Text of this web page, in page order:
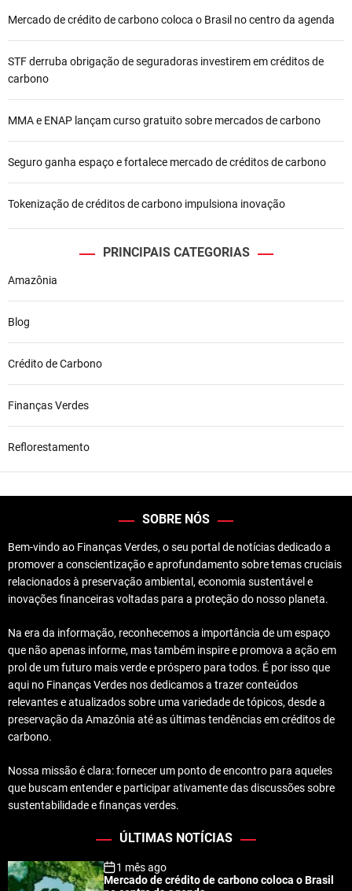
d
e
P
o
s
t
Mercado de crédito de carbono coloca o Brasil no centro da agenda
STF derruba obrigação de seguradoras investirem em créditos de
carbono
MMA e ENAP lançam curso gratuito sobre mercados de carbono
Seguro ganha espaço e fortalece mercado de créditos de carbono
Tokenização de créditos de carbono impulsiona inovação
PRINCIPAIS CATEGORIAS
Amazônia
Blog
Crédito de Carbono
Finanças Verdes
Reflorestamento
SOBRE NÓS
Bem-vindo ao Finanças Verdes, o seu portal de notícias dedicado a
promover a conscientização e aprofundamento sobre temas cruciais
relacionados à preservação ambiental, economia sustentável e
inovações financeiras voltadas para a proteção do nosso planeta.
Na era da informação, reconhecemos a importância de um espaço
que não apenas informe, mas também inspire e promova a ação em
prol de um futuro mais verde e próspero para todos. É por isso que
aqui no Finanças Verdes nos dedicamos a trazer conteúdos
relevantes e atualizados sobre uma variedade de tópicos, desde a
preservação da Amazônia até as últimas tendências em créditos de
carbono.
Nossa missão é clara: fornecer um ponto de encontro para aqueles
que buscam entender e participar ativamente das discussões sobre
sustentabilidade e finanças verdes.
ÚLTIMAS NOTÍCIAS
1 mês ago
Mercado de crédito de carbono coloca o Brasil